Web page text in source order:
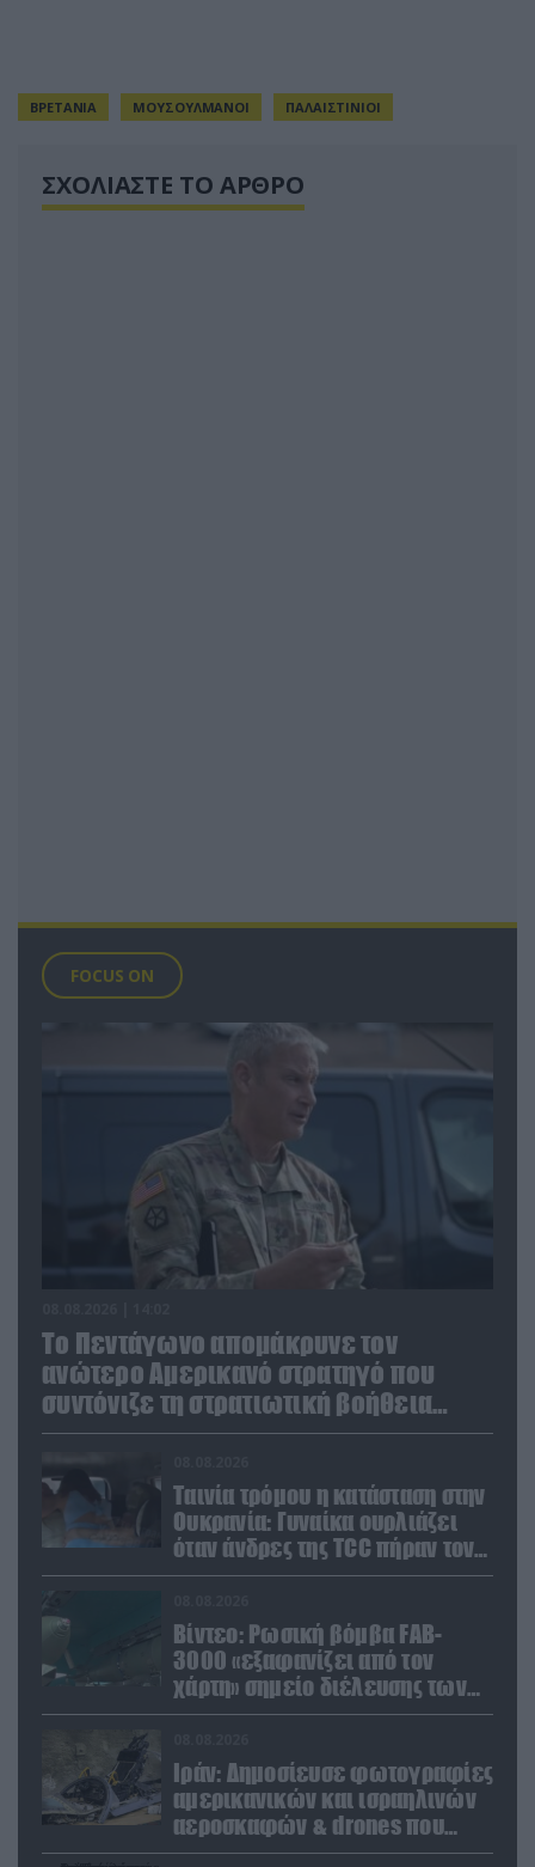
ΒΡΕΤΑΝΙΑ ΜΟΥΣΟΥΛΜΑΝΟΙ ΠΑΛΑΙΣΤΙΝΙΟΙ
ΣΧΟΛΙΑΣΤΕ ΤΟ ΑΡΘΡΟ
FOCUS ON
Το Πεντάγωνο απομάκρυνε τον
ανώτερο Αμερικανό στρατηγό που
συντόνιζε τη στρατιωτική βοήθεια
προς την Ουκρανία
Ταινία τρόμου η κατάσταση στην
Ουκρανία: Γυναίκα ουρλιάζει
όταν άνδρες της TCC πήραν τον
σύντροφό της (βίντεο)
Βίντεο: Ρωσική βόμβα FAB-
3000 «εξαφανίζει από τον
χάρτη» σημείο διέλευσης των
ουκρανικών δυνάμεων στην
Ιράν: Δημοσίευσε φωτογραφίες
αμερικανικών και ισραηλινών
αεροσκαφών & drones που
καταρρίφθηκαν